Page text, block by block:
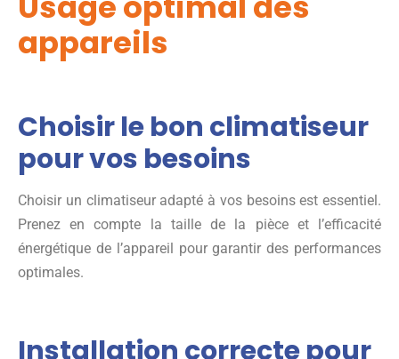
appareils
Choisir le bon climatiseur
pour vos besoins
Choisir un climatiseur adapté à vos besoins est essentiel.
Prenez en compte la taille de la pièce et l’efficacité
énergétique de l’appareil pour garantir des performances
optimales.
Installation correcte pour